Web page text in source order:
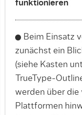
funktionieren
Beim Einsatz
zunächst ein
(siehe Kas­ten
TrueType-
werden über die
Plattformen